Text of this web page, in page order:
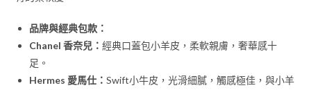
品牌與經典包款：
Chanel 香奈兒：經典口蓋包小羊皮，柔軟親膚，奢華感十
足。
Hermes 愛馬仕：Swift小牛皮，光滑細膩，觸感極佳，與小羊